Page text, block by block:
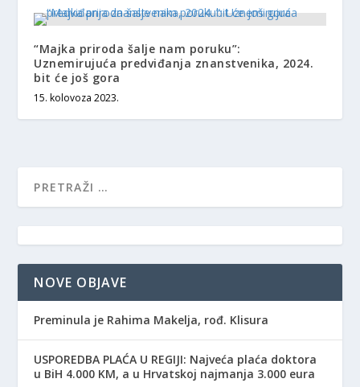
“Majka priroda šalje nam poruku”:
Uznemirujuća predviđanja znanstvenika, 2024.
bit će još gora
15. kolovoza 2023.
NOVE OBJAVE
Preminula je Rahima Makelja, rođ. Klisura
USPOREDBA PLAĆA U REGIJI: Najveća plaća doktora
u BiH 4.000 KM, a u Hrvatskoj najmanja 3.000 eura